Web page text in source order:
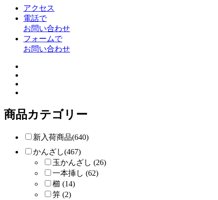
アクセス
電話で
お問い合わせ
フォームで
お問い合わせ
商品カテゴリー
新入荷商品(640)
かんざし(467)
玉かんざし (26)
一本挿し (62)
櫛 (14)
笄 (2)